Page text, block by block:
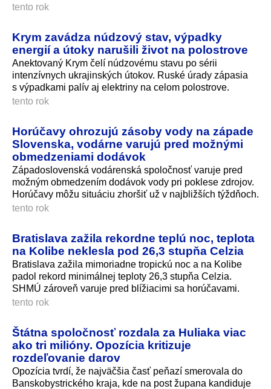
tento rok
Krym zavádza núdzový stav, výpadky
energií a útoky narušili život na polostrove
Anektovaný Krym čelí núdzovému stavu po sérii
intenzívnych ukrajinských útokov. Ruské úrady zápasia
s výpadkami palív aj elektriny na celom polostrove.
tento rok
Horúčavy ohrozujú zásoby vody na západe
Slovenska, vodárne varujú pred možnými
obmedzeniami dodávok
Západoslovenská vodárenská spoločnosť varuje pred
možným obmedzením dodávok vody pri poklese zdrojov.
Horúčavy môžu situáciu zhoršiť už v najbližších týždňoch.
tento rok
Bratislava zažila rekordne teplú noc, teplota
na Kolibe neklesla pod 26,3 stupňa Celzia
Bratislava zažila mimoriadne tropickú noc a na Kolibe
padol rekord minimálnej teploty 26,3 stupňa Celzia.
SHMÚ zároveň varuje pred blížiacimi sa horúčavami.
tento rok
Štátna spoločnosť rozdala za Huliaka viac
ako tri milióny. Opozícia kritizuje
rozdeľovanie darov
Opozícia tvrdí, že najväčšia časť peňazí smerovala do
Banskobystrického kraja, kde na post župana kandiduje